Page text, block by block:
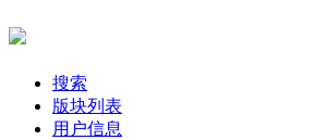
搜索
版块列表
用户信息